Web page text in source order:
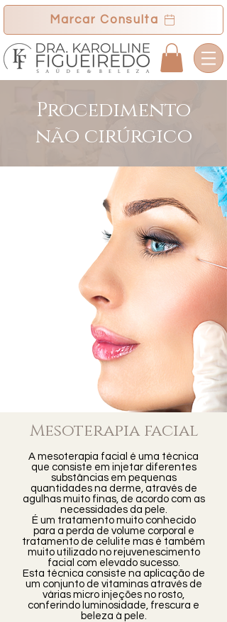
Marcar Consulta
Procedimento
não cirúrgico
Mesoterapia facial
A mesoterapia facial é uma técnica
que consiste em injetar diferentes
substâncias em pequenas
quantidades na derme, através de
agulhas muito finas, de acordo com as
necessidades da pele.
É um tratamento muito conhecido
para a perda de volume corporal e
tratamento de celulite mas é também
muito utilizado no rejuvenescimento
facial com elevado sucesso.
Esta técnica consiste na aplicação de
um conjunto de vitaminas através de
várias micro injeções no rosto,
conferindo luminosidade, frescura e
beleza à pele.